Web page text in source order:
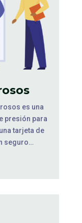
es una
presión para
tarjeta de
seguro…